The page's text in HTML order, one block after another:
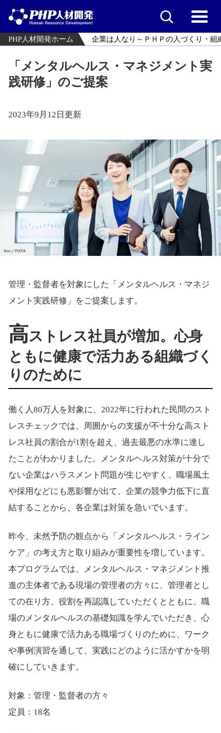
PHP人材開発ホーム 企業は人なり～ＰＨＰの人づくり・組
「メンタルヘルス・マネジメント実
践研修」のご提案
2023年9月12日更新
管理・監督者を対象にした「メンタルヘルス・マネジ
メント実践研修」をご提案します。
高ストレス社員が増加。心身
ともに健康で活力ある組織づく
りのために
働く人80万人を対象に、2022年に行われた民間のスト
レスチェックでは、周囲からの支援が不十分な高スト
レス社員の割合が1割を超え、過去最悪の水準に達し
たことがわかりました。メンタルヘルス対策が十分で
ない企業はハラスメント問題が生じやすく、職場風土
や採用などにも悪影響が出て、企業の競争力低下に直
結することから、各企業は対策を急いでいます。
昨今、未然予防の観点から「メンタルヘルス・ライン
ケア」の考え方と取り組みが重要性を増しています。
本プログラムでは、メンタルヘルス・マネジメント推
進の主体者である現場の管理者の方々に、管理者とし
ての在り方、役割を再認識していただくとともに、職
場のメンタルヘルスの基礎知識を学んでいただき、心
身ともに健康で活力ある職場づくりのために、ワーク
や事例演習を通して、実践にどのように活かすかを明
確にしていきます。
対象：管理・監督者の方々
定員：18名